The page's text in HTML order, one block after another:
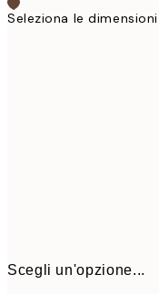
Seleziona le dimensioni
Scegli un'opzione...